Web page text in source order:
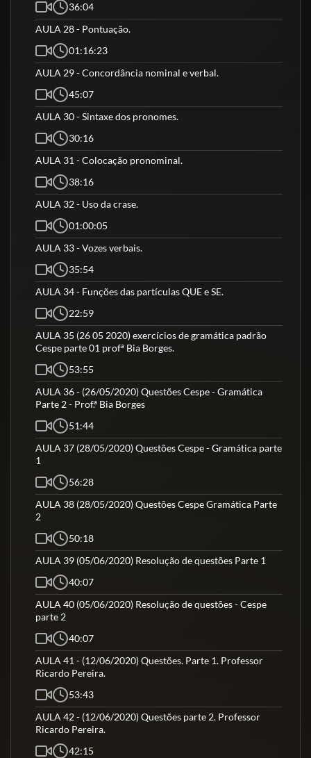
36:04
AULA 28 - Pontuação.
01:16:23
AULA 29 - Concordância nominal e verbal.
45:07
AULA 30 - Sintaxe dos pronomes.
30:16
AULA 31 - Colocação pronominal.
38:16
AULA 32 - Uso da crase.
01:00:05
AULA 33 - Vozes verbais.
35:54
AULA 34 - Funções das partículas QUE e SE.
22:59
AULA 35 (26 05 2020) exercícios de gramática padrão
Cespe parte 01 profª Bia Borges.
53:55
AULA 36 - (26/05/2020) Questões Cespe - Gramática
Parte 2 - Prof.ª Bia Borges
51:44
AULA 37 (28/05/2020) Questões Cespe - Gramática parte
1
56:28
AULA 38 (28/05/2020) Questões Cespe Gramática Parte
2
50:18
AULA 39 (05/06/2020) Resolução de questões Parte 1
40:07
AULA 40 (05/06/2020) Resolução de questões - Cespe
parte 2
40:07
AULA 41 - (12/06/2020) Questões. Parte 1. Professor
Ricardo Pereira.
53:43
AULA 42 - (12/06/2020) Questões parte 2. Professor
Ricardo Pereira.
42:15